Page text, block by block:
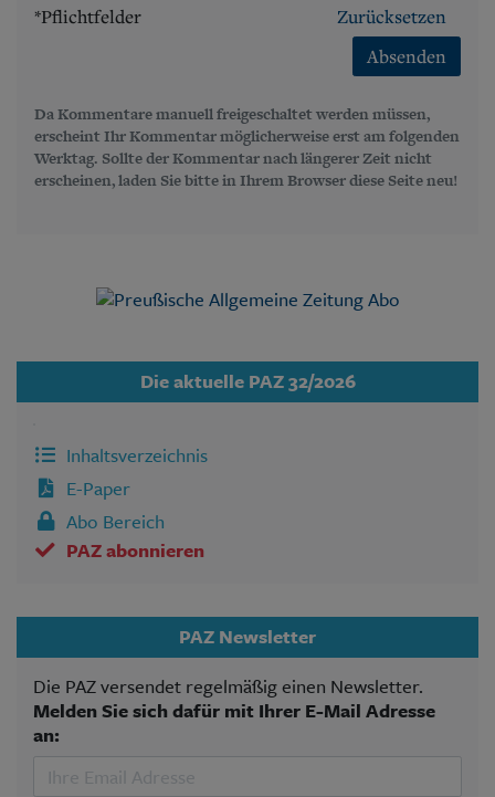
*Pflichtfelder
Zurücksetzen
Absenden
Da Kommentare manuell freigeschaltet werden müssen,
erscheint Ihr Kommentar möglicherweise erst am folgenden
Werktag. Sollte der Kommentar nach längerer Zeit nicht
erscheinen, laden Sie bitte in Ihrem Browser diese Seite neu!
Die aktuelle PAZ 32/2026
Inhaltsverzeichnis
E-Paper
Abo Bereich
PAZ abonnieren
PAZ Newsletter
Die PAZ versendet regelmäßig einen Newsletter.
Melden Sie sich dafür mit Ihrer E-Mail Adresse
an: